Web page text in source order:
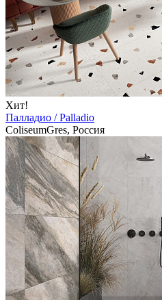
Хит!
Палладио / Palladio
ColiseumGres, Россия